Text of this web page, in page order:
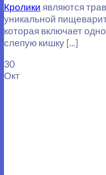
Кролики являются
уникальной
которая включает
слепую кишку [...]
30
Окт